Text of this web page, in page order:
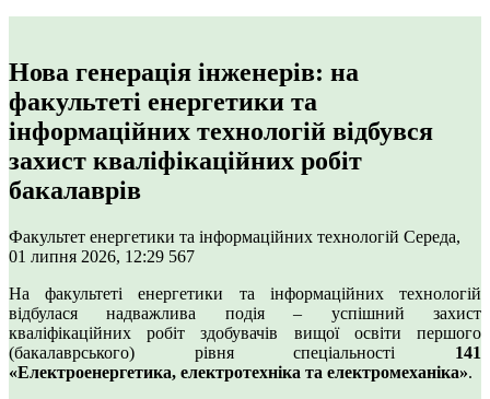
Нова генерація інженерів: на
факультеті енергетики та
інформаційних технологій відбувся
захист кваліфікаційних робіт
бакалаврів
Факультет енергетики та інформаційних технологій Середа,
01 липня 2026, 12:29 567
На факультеті енергетики та інформаційних технологій
відбулася надважлива подія – успішний захист
кваліфікаційних робіт здобувачів вищої освіти першого
(бакалаврського) рівня спеціальності 141
«Електроенергетика, електротехніка та електромеханіка».